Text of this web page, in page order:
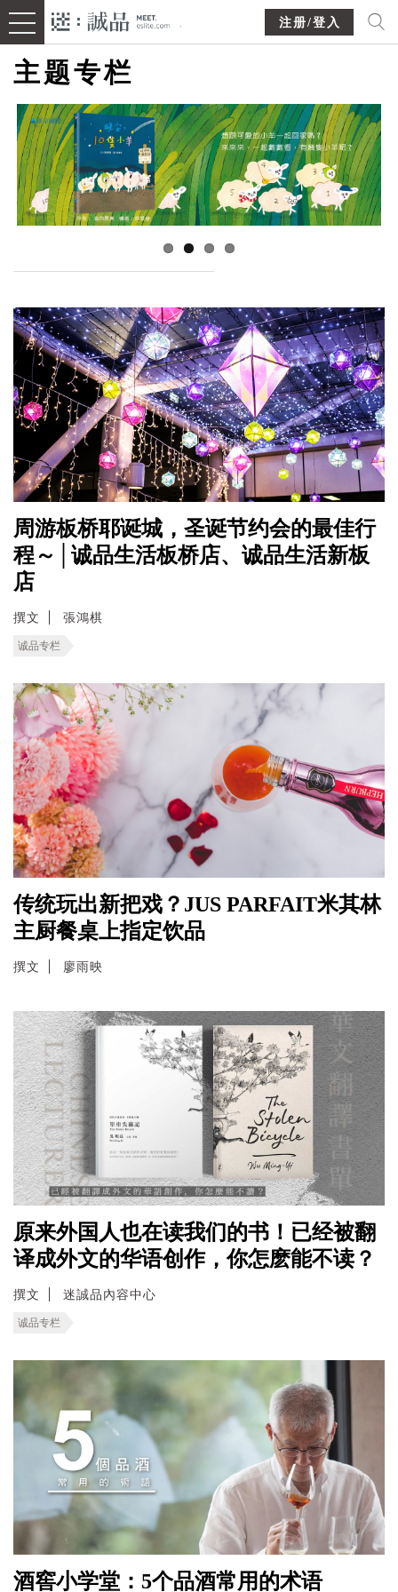
注册/登入
主题专栏
周游板桥耶诞城，圣诞节约会的最佳行
程～│诚品生活板桥店、诚品生活新板
店
撰文 張鴻棋
诚品专栏
传统玩出新把戏？JUS PARFAIT米其林
主厨餐桌上指定饮品
撰文 廖雨映
原来外国人也在读我们的书！已经被翻
译成外文的华语创作，你怎麽能不读？
撰文 迷誠品內容中心
诚品专栏
酒窖小学堂：5个品酒常用的术语